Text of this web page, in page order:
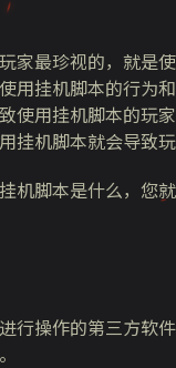
家最珍视的，就是
用挂机脚本的行为
使用挂机脚本的玩
机脚本就会导致
脚本是什么，您
行操作的第三方软